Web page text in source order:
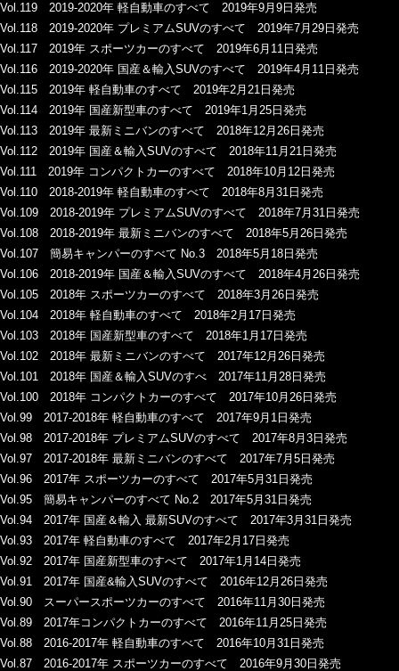
Vol.119 2019-2020年 軽自動車のすべて 2019年9月9日発売
Vol.118 2019-2020年 プレミアムSUVのすべて 2019年7月29日発売
Vol.117 2019年 スポーツカーのすべて 2019年6月11日発売
Vol.116 2019-2020年 国産＆輸入SUVのすべて 2019年4月11日発売
Vol.115 2019年 軽自動車のすべて 2019年2月21日発売
Vol.114 2019年 国産新型車のすべて 2019年1月25日発売
Vol.113 2019年 最新ミニバンのすべて 2018年12月26日発売
Vol.112 2019年 国産＆輸入SUVのすべて 2018年11月21日発売
Vol.111 2019年 コンパクトカーのすべて 2018年10月12日発売
Vol.110 2018-2019年 軽自動車のすべて 2018年8月31日発売
Vol.109 2018-2019年 プレミアムSUVのすべて 2018年7月31日発売
Vol.108 2018-2019年 最新ミニバンのすべて 2018年5月26日発売
Vol.107 簡易キャンパーのすべて No.3 2018年5月18日発売
Vol.106 2018-2019年 国産＆輸入SUVのすべて 2018年4月26日発売
Vol.105 2018年 スポーツカーのすべて 2018年3月26日発売
Vol.104 2018年 軽自動車のすべて 2018年2月17日発売
Vol.103 2018年 国産新型車のすべて 2018年1月17日発売
Vol.102 2018年 最新ミニバンのすべて 2017年12月26日発売
Vol.101 2018年 国産＆輸入SUVのすべ 2017年11月28日発売
Vol.100 2018年 コンパクトカーのすべて 2017年10月26日発売
Vol.99 2017-2018年 軽自動車のすべて 2017年9月1日発売
Vol.98 2017-2018年 プレミアムSUVのすべて 2017年8月3日発売
Vol.97 2017-2018年 最新ミニバンのすべて 2017年7月5日発売
Vol.96 2017年 スポーツカーのすべて 2017年5月31日発売
Vol.95 簡易キャンパーのすべて No.2 2017年5月31日発売
Vol.94 2017年 国産＆輸入 最新SUVのすべて 2017年3月31日発売
Vol.93 2017年 軽自動車のすべて 2017年2月17日発売
Vol.92 2017年 国産新型車のすべて 2017年1月14日発売
Vol.91 2017年 国産&輸入SUVのすべて 2016年12月26日発売
Vol.90 スーパースポーツカーのすべて 2016年11月30日発売
Vol.89 2017年コンパクトカーのすべて 2016年11月25日発売
Vol.88 2016-2017年 軽自動車のすべて 2016年10月31日発売
Vol.87 2016-2017年 スポーツカーのすべて 2016年9月30日発売